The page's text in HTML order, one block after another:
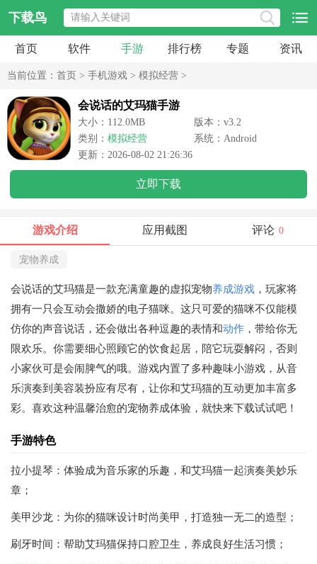
下载鸟
首页 软件 手游 排行榜 专题 资讯
当前位置： 首页 > 手机游戏 > 模拟经营 >
会说话的艾玛猫手游
大小：112.0MB
版本：v3.2
类别： 模拟经营
系统：Android
更新：2026-08-02 21:26:36
立即下载
游戏介绍 应用截图 评论 0
宠物养成
会说话的艾玛猫是一款充满童趣的虚拟宠物养成游戏 ，玩家将
拥有一只会互动会撒娇的电子猫咪。这只可爱的猫咪不仅能模
仿你的声音说话，还会做出各种逗趣的表情和动作 ，带给你无
限欢乐。你需要细心照顾它的饮食起居，陪它玩耍解闷，否则
小家伙可是会闹脾气的哦。游戏内置了多种趣味小游戏，从音
乐演奏到美容装扮应有尽有，让你和艾玛猫的互动更加丰富多
彩。喜欢这种温馨治愈的宠物养成体验，就快来下载试试吧！
手游特色
拉小提琴：体验成为音乐家的乐趣，和艾玛猫一起演奏美妙乐
章；
美甲沙龙：为你的猫咪设计时尚美甲，打造独一无二的造型；
刷牙时间：帮助艾玛猫保持口腔卫生，养成良好生活习惯；